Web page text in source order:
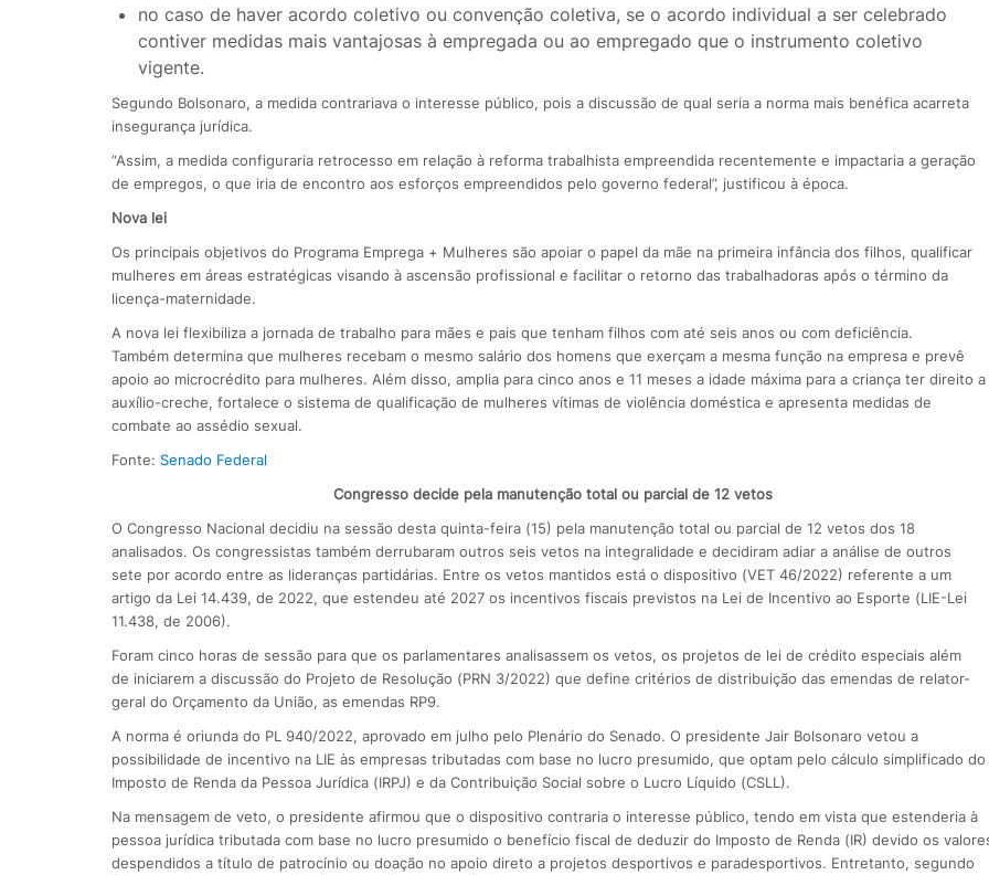
no caso de haver acordo coletivo ou convenção coletiva, se o acordo individual a ser celebrado
contiver medidas mais vantajosas à empregada ou ao empregado que o instrumento coletivo
vigente.
Segundo Bolsonaro, a medida contrariava o interesse público, pois a discussão de qual seria a norma mais benéfica acarreta
insegurança jurídica.
“Assim, a medida configuraria retrocesso em relação à reforma trabalhista empreendida recentemente e impactaria a geração
de empregos, o que iria de encontro aos esforços empreendidos pelo governo federal”, justificou à época.
Nova lei
Os principais objetivos do Programa Emprega + Mulheres são apoiar o papel da mãe na primeira infância dos filhos, qualificar
mulheres em áreas estratégicas visando à ascensão profissional e facilitar o retorno das trabalhadoras após o término da
licença-maternidade.
A nova lei flexibiliza a jornada de trabalho para mães e pais que tenham filhos com até seis anos ou com deficiência.
Também determina que mulheres recebam o mesmo salário dos homens que exerçam a mesma função na empresa e prevê
apoio ao microcrédito para mulheres. Além disso, amplia para cinco anos e 11 meses a idade máxima para a criança ter direito a
auxílio-creche, fortalece o sistema de qualificação de mulheres vítimas de violência doméstica e apresenta medidas de
combate ao assédio sexual.
Fonte: Senado Federal
Congresso decide pela manutenção total ou parcial de 12 vetos
O Congresso Nacional decidiu na sessão desta quinta-feira (15) pela manutenção total ou parcial de 12 vetos dos 18
analisados. Os congressistas também derrubaram outros seis vetos na integralidade e decidiram adiar a análise de outros
sete por acordo entre as lideranças partidárias. Entre os vetos mantidos está o dispositivo (VET 46/2022) referente a um
artigo da Lei 14.439, de 2022, que estendeu até 2027 os incentivos fiscais previstos na Lei de Incentivo ao Esporte (LIE-Lei
11.438, de 2006).
Foram cinco horas de sessão para que os parlamentares analisassem os vetos, os projetos de lei de crédito especiais além
de iniciarem a discussão do Projeto de Resolução (PRN 3/2022) que define critérios de distribuição das emendas de relator-
geral do Orçamento da União, as emendas RP9.
A norma é oriunda do PL 940/2022, aprovado em julho pelo Plenário do Senado. O presidente Jair Bolsonaro vetou a
possibilidade de incentivo na LIE às empresas tributadas com base no lucro presumido, que optam pelo cálculo simplificado do
Imposto de Renda da Pessoa Jurídica (IRPJ) e da Contribuição Social sobre o Lucro Líquido (CSLL).
Na mensagem de veto, o presidente afirmou que o dispositivo contraria o interesse público, tendo em vista que estenderia à
pessoa jurídica tributada com base no lucro presumido o benefício fiscal de deduzir do Imposto de Renda (IR) devido os
despendidos a título de patrocínio ou doação no apoio direto a projetos desportivos e paradesportivos. Entretanto, segundo